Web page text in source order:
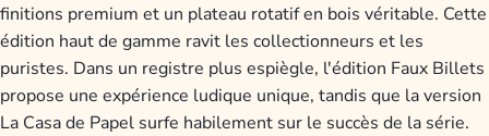
finitions premium et un plateau rotatif en bois véritable. Cette
édition haut de gamme ravit les collectionneurs et les
puristes. Dans un registre plus espiègle, l'édition Faux Billets
propose une expérience ludique unique, tandis que la version
La Casa de Papel surfe habilement sur le succès de la série.